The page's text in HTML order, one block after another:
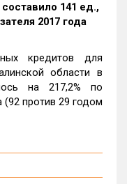
141 ед.,
2017 года
кредитов для
области в
на 217,2% по
против 29 годом